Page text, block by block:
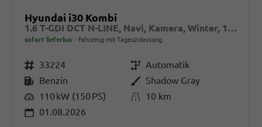
Hyundai i30 Kombi
1.6 T-GDI DCT N-LINE, Navi, Kamera, Winter, 18-Zoll, 5 J.-Garantie
sofort lieferbar Fahrzeug mit Tageszulassung
Fahrzeugnr. 33224 GetriebeAutomatik
Kraftstoff Benzin AußenfarbeShadow Gray
Leistung 110 kW (150 PS) Kilometerstand 10 km
01.08.2026